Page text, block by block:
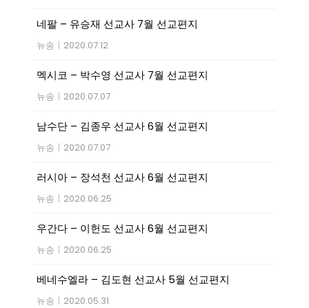
네팔 – 유승재 선교사 7월 선교편지
뉴송 | 2020.07.12
멕시코 – 박수영 선교사 7월 선교편지
뉴송 | 2020.07.07
남수단 – 김종우 선교사 6월 선교편지
뉴송 | 2020.07.07
러시아 – 장석천 선교사 6월 선교편지
뉴송 | 2020.06.25
우간다 – 이헌도 선교사 6월 선교편지
뉴송 | 2020.06.25
베네수엘라 – 김도현 선교사 5월 선교편지
뉴송 | 2020.05.31